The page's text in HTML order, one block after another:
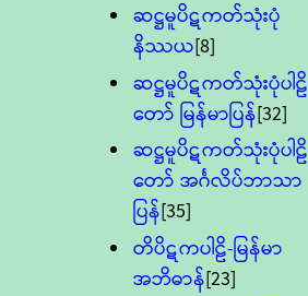
ဆဋ္ဌမူပိဋကတ်သုံးပုံ
နိဿယ[8]
ဆဋ္ဌမူပိဋကတ်သုံးပုံပါဠိ
တော် မြန်မာပြန်[32]
ဆဋ္ဌမူပိဋကတ်သုံးပုံပါဠိ
တော် အင်္ဂလိပ်ဘာသာ
ပြန်[35]
တိပိဋကပါဠိ-မြန်မာ
အဘိဓာန်[23]